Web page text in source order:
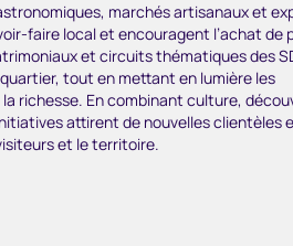
marchés artisanaux et
faire local et encouragent l’achat de
et circuits thématiques des
tout en mettant en lumière les
la richesse. En combinant culture,
attirent de nouvelles clientèles
et le territoire.